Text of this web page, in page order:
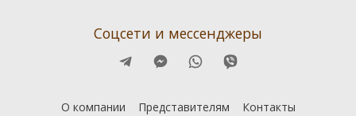
Соцсети и мессенджеры
О компании Представителям Контакты